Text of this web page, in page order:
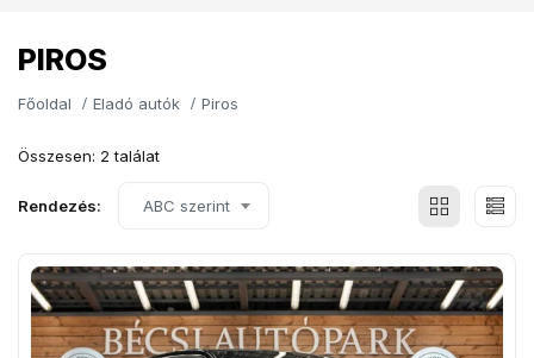
PIROS
Főoldal Eladó autók Piros
Összesen: 2 találat
Rendezés: ABC szerint